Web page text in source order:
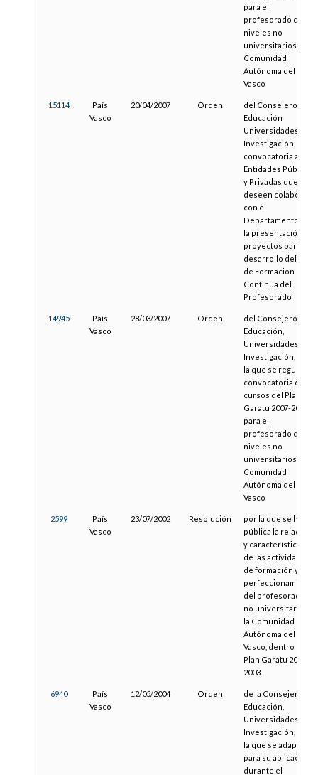
para el
profesorado de
niveles no
universitarios de la
Comunidad
Autónoma del País
Vasco
15114
País
Vasco
20/04/2007 Orden
del Consejero de
Educación
Universidades e
Investigación, de la
convocatoria a
Entidades Públicas
y Privadas que
deseen colaborar
con el
Departamento en
la presentación de
proyectos para el
desarrollo del Plan
de Formación
Continua del
Profesorado
14945
País
Vasco
28/03/2007 Orden
del Consejero de
Educación,
Universidades e
Investigación, por
la que se regula la
convocatoria de
cursos del Plan
Garatu 2007-2008
para el
profesorado de
niveles no
universitarios de la
Comunidad
Autónoma del País
Vasco
2599
País
Vasco
23/07/2002 Resolución
por la que se hace
pública la relación
y características
de las actividades
de formación y
perfeccionamiento
del profesorado
no universitario de
la Comunidad
Autónoma del País
Vasco, dentro del
Plan Garatu 2002-
2003.
6940
País
Vasco
12/05/2004 Orden
de la Consejera de
Educación,
Universidades e
Investigación, por
la que se adapta
para su aplicación
durante el